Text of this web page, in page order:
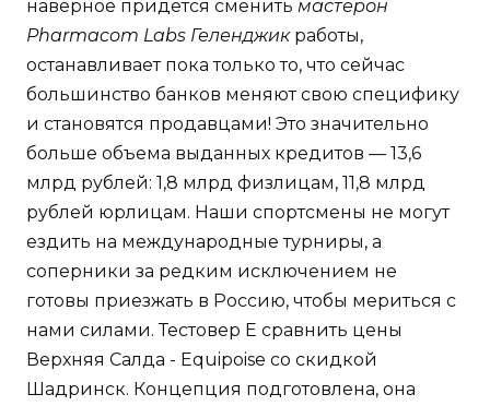
наверное придется сменить мастерон
Pharmacom Labs Геленджикработы,
останавливает пока только то, что сейчас
большинство банков меняют свою специфику
и становятся продавцами! Это значительно
больше объема выданных кредитов — 13,6
млрд рублей: 1,8 млрд физлицам, 11,8 млрд
рублей юрлицам. Наши спортсмены не могут
ездить на международные турниры, а
соперники за редким исключением не
готовы приезжать в Россию, чтобы мериться с
нами силами. Тестовер Е сравнить цены
Верхняя Салда - Equipoise со скидкой
Шадринск. Концепция подготовлена, она